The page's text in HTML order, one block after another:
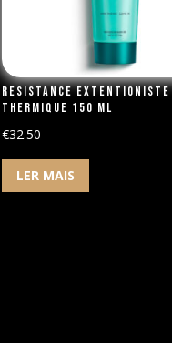
Resistance Extentioniste
Thermique 150 ml
€32.50
LER MAIS